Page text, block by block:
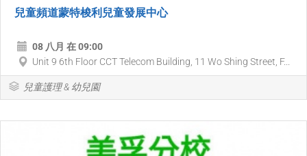
兒童頻道蒙特梭利兒童發展中心
08 八月 在 09:00
Unit 9 6th Floor CCT Telecom Building, 11 Wo Shing Street, F...
兒童護理 & 幼兒園